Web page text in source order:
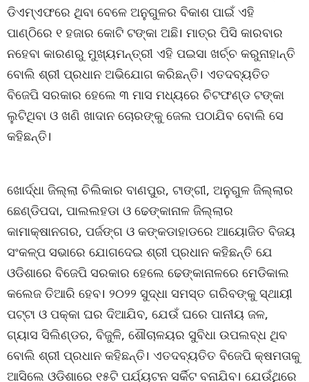
ଡିଏମ୍ଏଫରେ ଥିବା ବେଳେ ଅନୁଗୁଳର ବିକାଶ ପାଇଁ ଏହି
ପାଣ୍ଠିରେ ୧ ହଜାର କୋଟି ଟଙ୍କା ଅଛି। ମାତ୍ର ପିସି କାରବାର
ନହେବା କାରଣରୁ ମୁଖ୍ୟମନ୍ତ୍ରୀ ଏହି ପଇସା ଖର୍ଚ୍ଚ କରୁନାହାନ୍ତି
ବୋଲି ଶ୍ରୀ ପ୍ରଧାନ ଅଭିଯୋଗ କରିଛନ୍ତି। ଏତଦବ୍ୟତିତ
ବିଜେପି ସରକାର ହେଲେ ୩ ମାସ ମଧ୍ୟରେ ଚିଟଫଣ୍ଡ ଟଙ୍କା
ଲୁଟିଥିବା ଓ ଖଣି ଖାଦାନ ଚୋରଙ୍କୁ ଜେଲ ପଠାଯିବ ବୋଲି ସେ
କହିଛନ୍ତି।
ଖୋର୍ଦ୍ଧା ଜିଲ୍ଲା ଚିଲିକାର ବାଣପୁର, ଟାଙ୍ଗୀ, ଅନୁଗୁଳ ଜିଲ୍ଲାର
ଛେଣ୍ଡିପଦା, ପାଲଲହଡା ଓ ଢେଙ୍କାନାଳ ଜିଲ୍ଲାର
କାମାକ୍ଷାନଗର, ପର୍ଜଙ୍ଗ ଓ କଙ୍କଡାହାଡରେ ଆୟୋଜିତ ବିଜୟ
ସଂକଳ୍ପ ସଭାରେ ଯୋଗଦେଇ ଶ୍ରୀ ପ୍ରଧାନ କହିଛନ୍ତି ଯେ
ଓଡିଶାରେ ବିଜେପି ସରକାର ହେଲେ ଢେଙ୍କାନାଳରେ ମେଡିକାଲ
କଲେଜ ତିଆରି ହେବ। ୨୦୨୨ ସୁଦ୍ଧା ସମସ୍ତ ଗରିବଙ୍କୁ ସ୍ଥାୟୀ
ପଟ୍ଟା ଓ ପକ୍କା ଘର ଦିଆଯିବ, ଯେଉଁ ଘରେ ପାନୀୟ ଜଳ,
ଗ୍ୟାସ ସିଲିଣ୍ଡର, ବିଜୁଳି, ଶୌଚାଳୟର ସୁବିଧା ଉପଲବ୍ଧ ଥିବ
ବୋଲି ଶ୍ରୀ ପ୍ରଧାନ କହିଛନ୍ତି। ଏତଦବ୍ୟତିତ ବିଜେପି କ୍ଷମତାକୁ
ଆସିଲେ ଓଡିଶାରେ ୧୫ଟି ପର୍ଯ୍ୟଟନ ସର୍କିଟ ବନାଯିବ। ଯେଉଁଥିରେ